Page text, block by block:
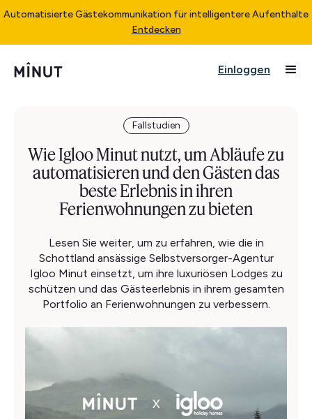
Automatisierte Gästekommunikation für intelligentere Aufenthalte
Entdecken
Einloggen
Fallstudien
Wie Igloo Minut nutzt, um Abläufe zu
automatisieren und den Gästen das
beste Erlebnis in ihren
Ferienwohnungen zu bieten
Lesen Sie weiter, um zu erfahren, wie die in
Schottland ansässige Selbstversorger-Agentur
Igloo Minut einsetzt, um ihre luxuriösen Lodges zu
schützen und das Gästeerlebnis in ihrem gesamten
Portfolio an Ferienwohnungen zu verbessern.